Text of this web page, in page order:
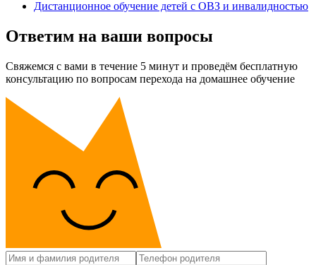
Дистанционное обучение детей с ОВЗ и инвалидностью
Ответим на ваши вопросы
Свяжемся с вами в течение 5 минут и проведём бесплатную
консультацию по вопросам перехода на домашнее обучение